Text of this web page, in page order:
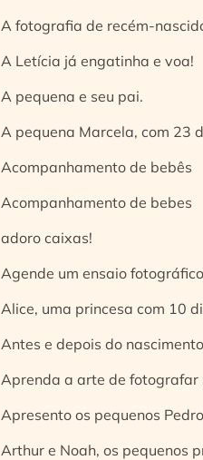
A fotografia de recém-
A Letícia já engatinha e voa!
A pequena e seu pai.
A pequena Marcela, com 23
Acompanhamento de bebês
Acompanhamento de bebes
adoro caixas!
Agende um ensaio
Alice, uma princesa com 10
Antes e depois do
Aprenda a arte de fotografar
Apresento os pequenos
Arthur e Noah, os pequenos